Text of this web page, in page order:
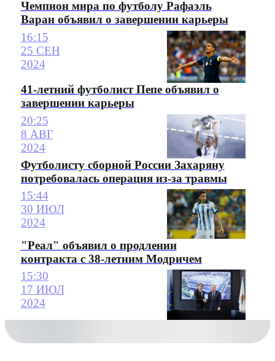
Чемпион мира по футболу Рафаэль
Варан объявил о завершении карьеры
16:15
25 СЕН
2024
41-летний футболист Пепе объявил о
завершении карьеры
20:25
8 АВГ
2024
Футболисту сборной России Захаряну
потребовалась операция из-за травмы
15:44
30 ИЮЛ
2024
"Реал" объявил о продлении
контракта с 38-летним Модричем
15:30
17 ИЮЛ
2024